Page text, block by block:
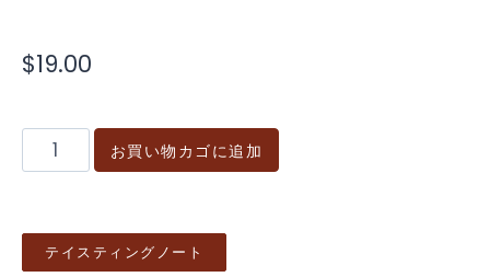
$19.00
お買い物カゴに追加
テイスティングノート